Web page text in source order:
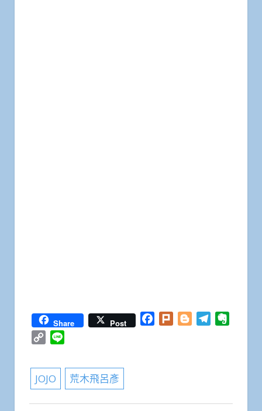
Share Post Facebook
Plurk BloggerTelegram
Copy
JOJO 荒木飛呂彥